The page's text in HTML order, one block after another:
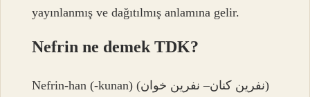
yayınlanmış ve dağıtılmış anlamına gelir.
Nefrin ne demek TDK?
Nefrin-han (-kunan) (ﻧﻔﺮﻳﻦ ﻛﻨﺎﻥ– ﻧﻔﺮﻳﻦ ﺧﻮﺍﻥ)